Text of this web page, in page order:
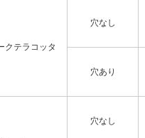
クテラコッタ
穴なし
穴あり
穴なし